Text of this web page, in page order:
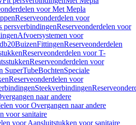
voor Met Mepla
Reserveonderdelen voor
persverbindingenReserveonderdelen voor
Afvoersystemen voor
BuizenFittingenReserveonderdelen
Reserveonderdelen voor T-
Reserveonderdelen voor
SuperTubeBochtenSpeciale
Reserveonderdelen voor
Steekverbindingen
naar andere
voor Overgangen naar andere
voor sanitaire
voor Aansluitstukken voor sanitaire